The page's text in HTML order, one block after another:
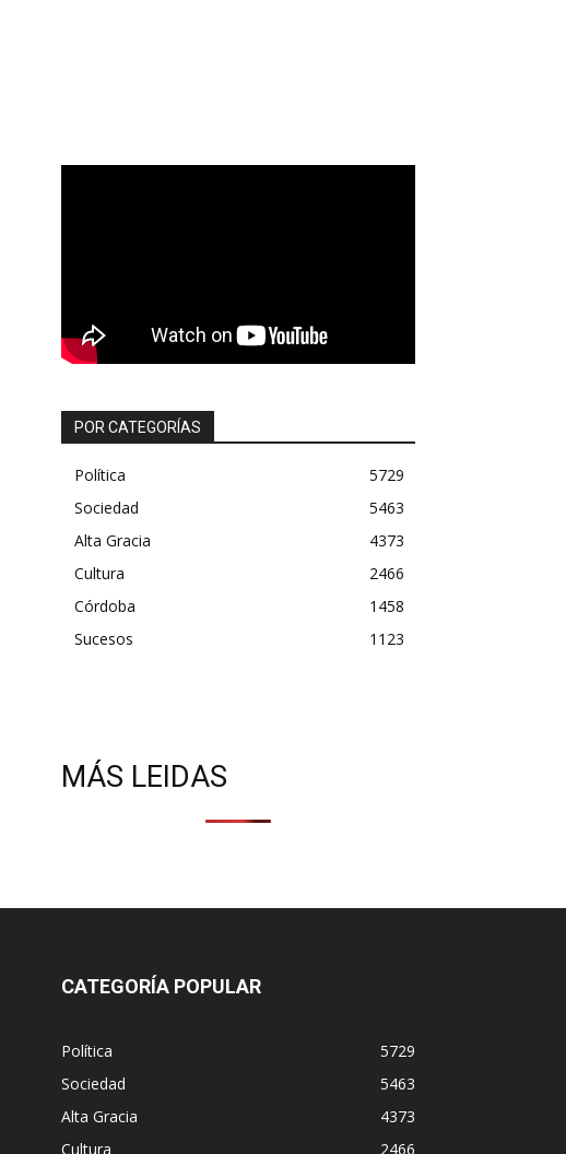
POR CATEGORÍAS
Política
5729
Sociedad
5463
Alta Gracia
4373
Cultura
2466
Córdoba
1458
Sucesos
1123
MÁS LEIDAS
CATEGORÍA POPULAR
Política
5729
Sociedad
5463
Alta Gracia
4373
Cultura
2466